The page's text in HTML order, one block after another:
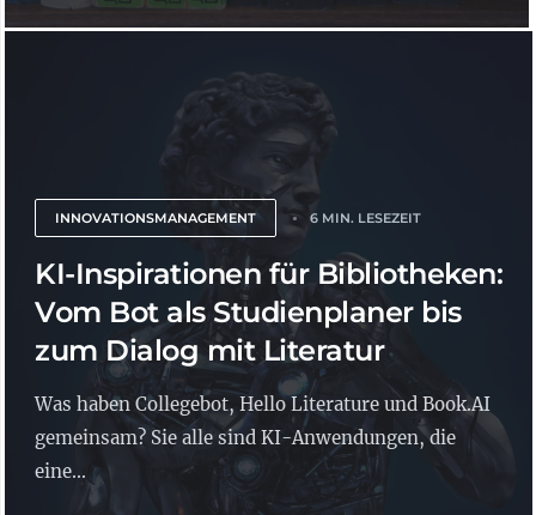
INNOVATIONSMANAGEMENT 6 MIN. LESEZEIT
KI-Inspirationen für Bibliotheken:
Vom Bot als Studienplaner bis
zum Dialog mit Literatur
Was haben Collegebot, Hello Literature und Book.AI
gemeinsam? Sie alle sind KI-Anwendungen, die
eine...